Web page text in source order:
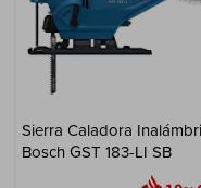
Sierra Caladora
Bosch GST 183-LI SB